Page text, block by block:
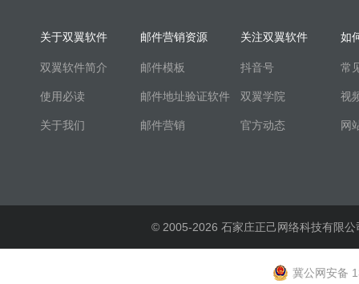
关于双翼软件
双翼软件简介
使用必读
关于我们
邮件营销资源
邮件模板
邮件地址验证软件
邮件营销
关注双翼软件
抖音号
双翼学院
官方动态
如
常
视
网
© 2005-2026 石家庄正己网络科技有限
冀公网安备